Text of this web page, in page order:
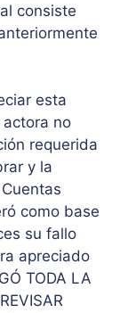
consiste
esta
no
requerida
y la
como base
su fallo
apreciado
TODA LA